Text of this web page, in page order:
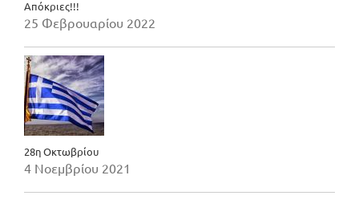
Απόκριες!!!
25 Φεβρουαρίου 2022
28η Οκτωβρίου
4 Νοεμβρίου 2021